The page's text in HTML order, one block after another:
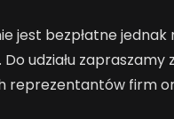
jest bezpłatne
Do udziału zapraszamy
reprezentantów firm